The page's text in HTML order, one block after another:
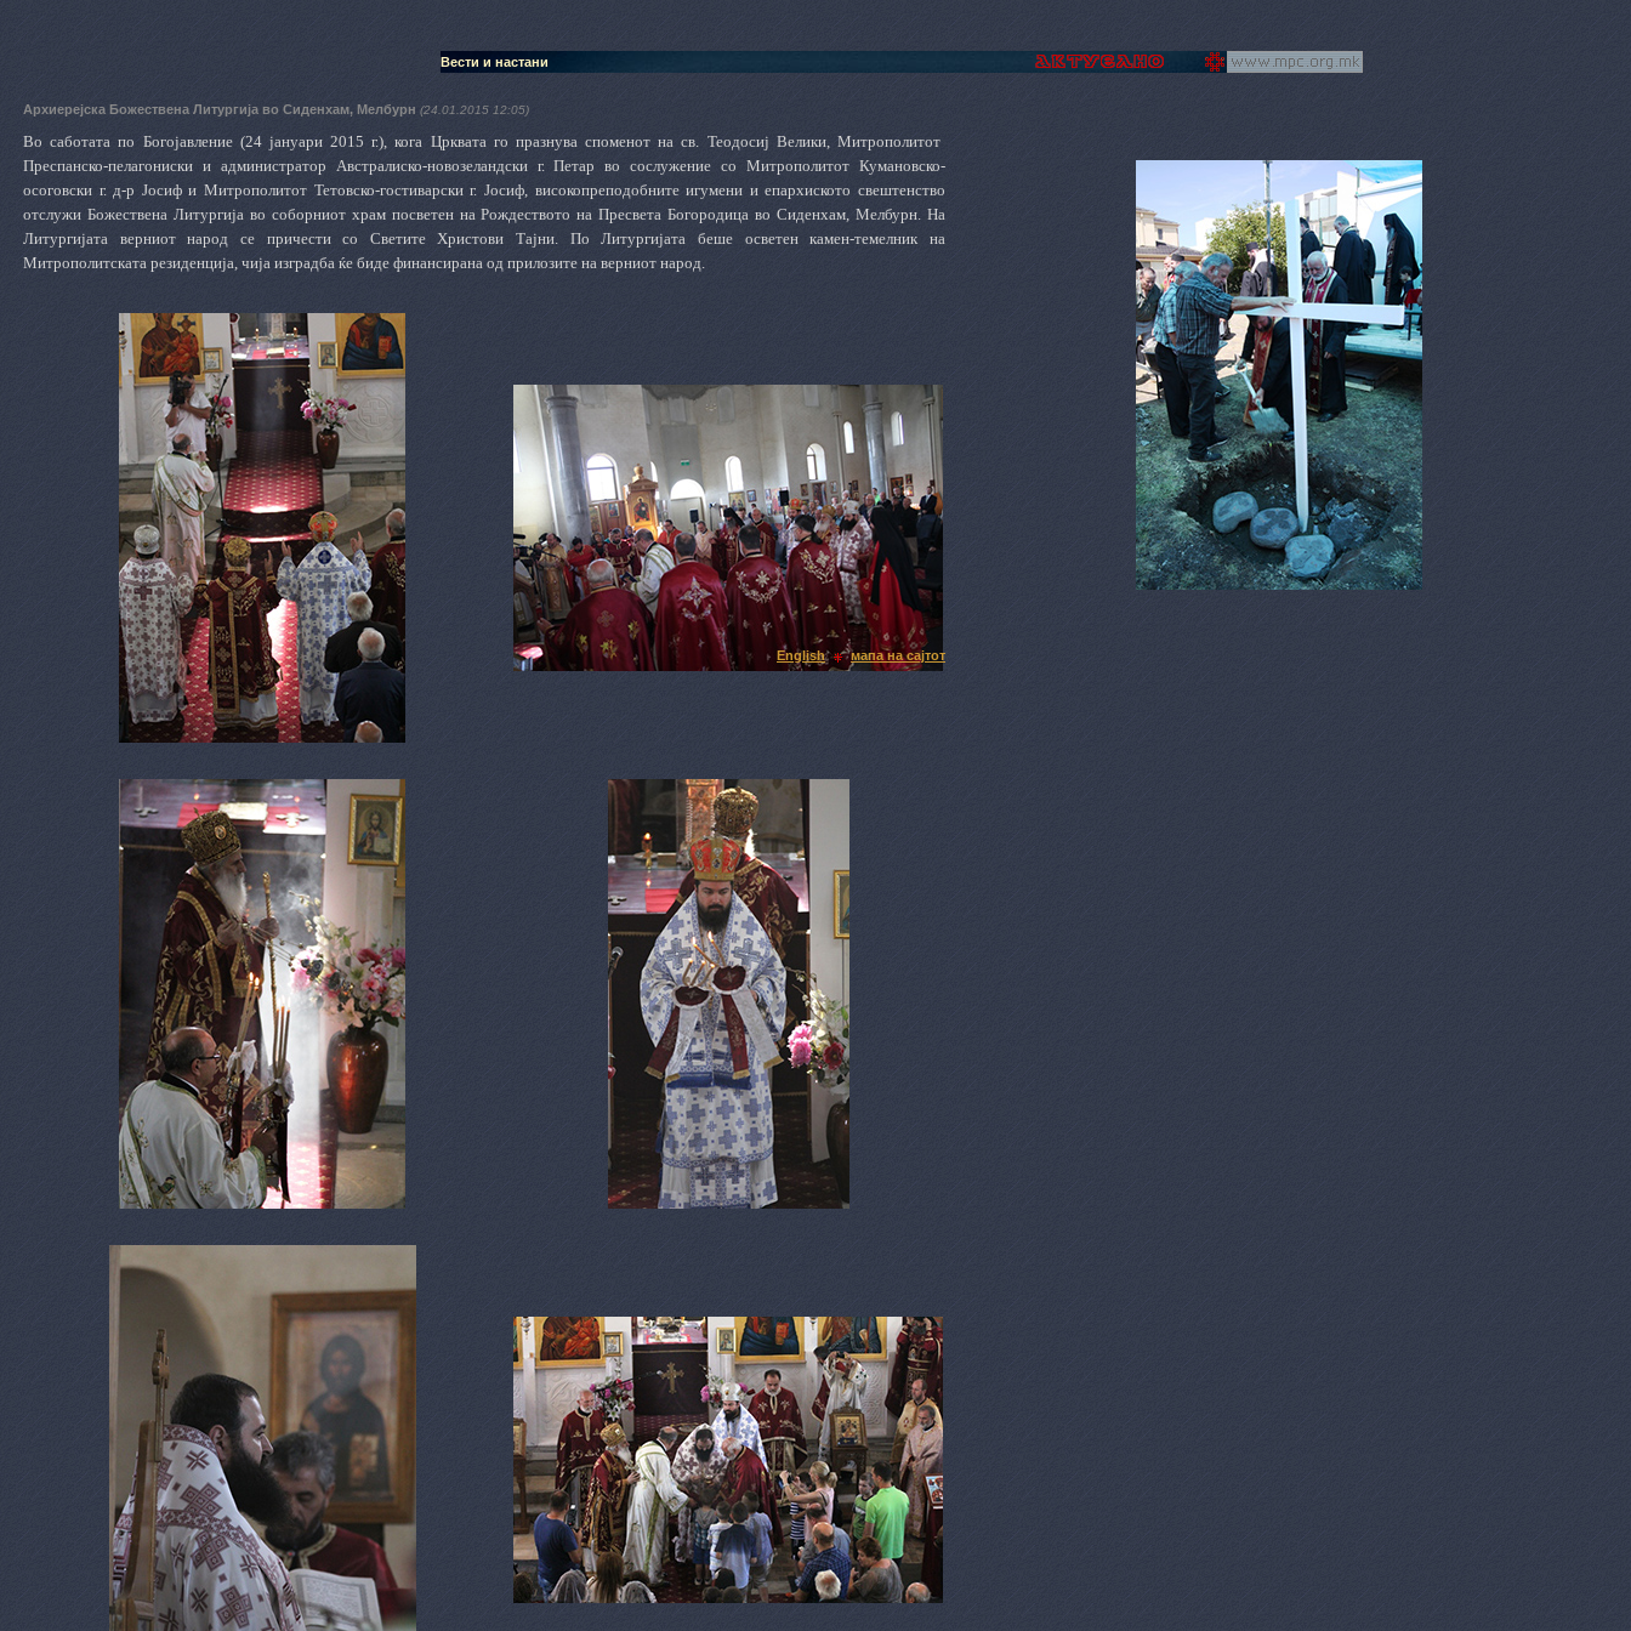
Вести и настани
Архиерејска Божествена Литургија во Сиденхам, Мелбурн (24.01.2015 12:05)
Во саботата по Богојавление (24 јануари 2015 г.), кога Црквата го празнува споменот на св. Теодосиј Велики, Митрополитот
Преспанско-пелагониски и администратор Австралиско-новозеландски г. Петар во сослужение со Митрополитот Кумановско-
осоговски г. д-р Јосиф и Митрополитот Тетовско-гостиварски г. Јосиф, високопреподобните игумени и епархиското свештенство
отслужи Божествена Литургија во соборниот храм посветен на Рождеството на Пресвета Богородица во Сиденхам, Мелбурн. На
Литургијата верниот народ се причести со Светите Христови Тајни. По Литургијата беше осветен камен-темелник на
Митрополитската резиденција, чија изградба ќе биде финансирана од прилозите на верниот народ.
English мапа на сајтот